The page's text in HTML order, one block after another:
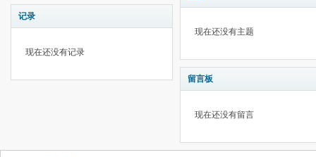
记录
现在还没有记录
现在还没有主题
留言板
现在还没有留言